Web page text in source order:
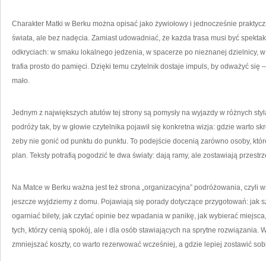
Charakter Matki w Berku można opisać jako żywiołowy i jednocześnie
świata, ale bez nadęcia. Zamiast udowadniać, że każda trasa musi być
odkryciach: w smaku lokalnego jedzenia, w spacerze po nieznanej dzielnicy,
trafia prosto do pamięci. Dzięki temu czytelnik dostaje impuls, by odważyć się
mało.
Jednym z największych atutów tej strony są pomysły na wyjazdy w różnych
podróży tak, by w głowie czytelnika pojawił się konkretna wizja: gdzie warto
żeby nie gonić od punktu do punktu. To podejście docenią zarówno osoby,
plan. Teksty potrafią pogodzić te dwa światy: dają ramy, ale zostawiają
Na Matce w Berku ważna jest też strona „organizacyjna” podróżowania, czyli
jeszcze wyjdziemy z domu. Pojawiają się porady dotyczące przygotowań: jak
ogarniać bilety, jak czytać opinie bez wpadania w panikę, jak wybierać
tych, którzy cenią spokój, ale i dla osób stawiających na sprytne rozwiązania.
zmniejszać koszty, co warto rezerwować wcześniej, a gdzie lepiej zostawić